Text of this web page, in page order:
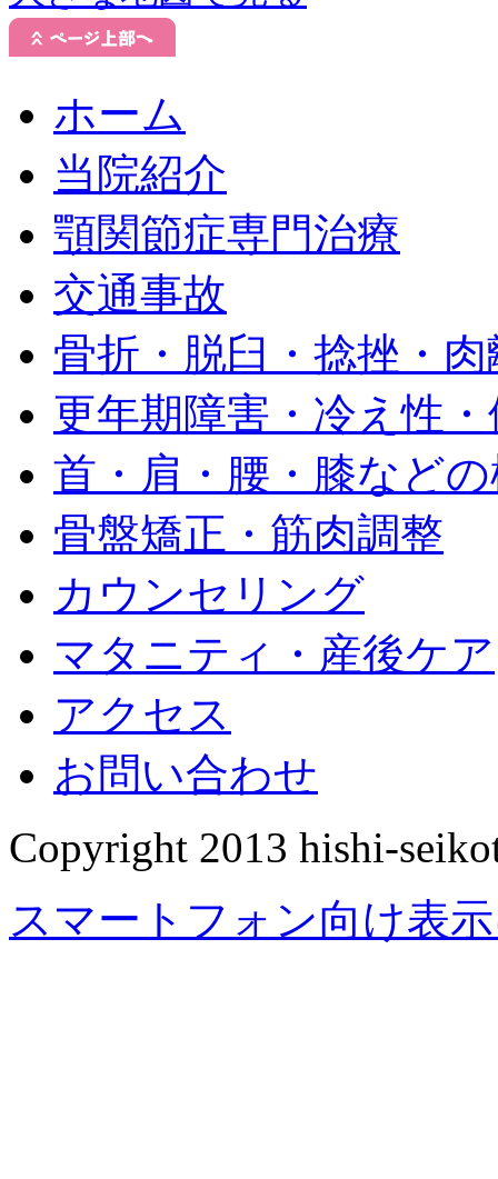
ホーム
当院紹介
顎関節症専門治療
交通事故
骨折・脱臼・捻挫・
更年期障害・冷え性
首・肩・腰・膝など
骨盤矯正・筋肉調整
カウンセリング
マタニティ・産後ケア
アクセス
お問い合わせ
Copyright 2013 hishi-
スマートフォン向け表